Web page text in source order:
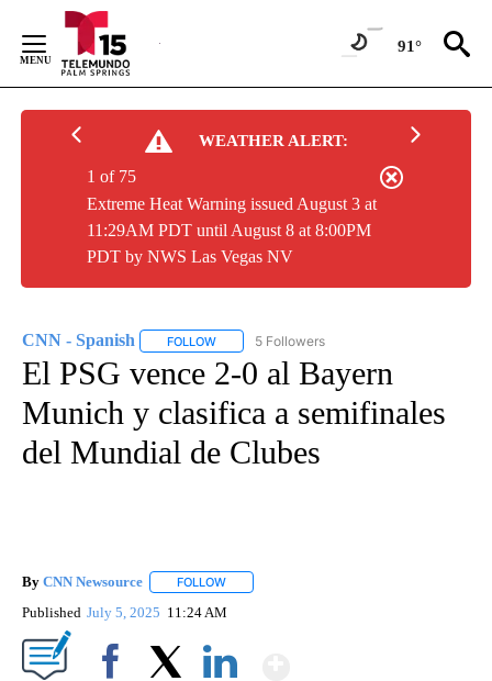
Content
91°
WEATHER ALERT:
Extreme Heat Warning issued August 3 at
11:29AM PDT until August 8 at 8:00PM
PDT by NWS Las Vegas NV
1 of 75
CNN - Spanish FOLLOW FOLLOW "CNN - SPANISH" TO RECEIVE
5 Followers
El PSG vence 2-0 al Bayern
Munich y clasifica a semifinales
del Mundial de Clubes
By CNN Newsource FOLLOW
Published July 5, 2025 11:24 AM